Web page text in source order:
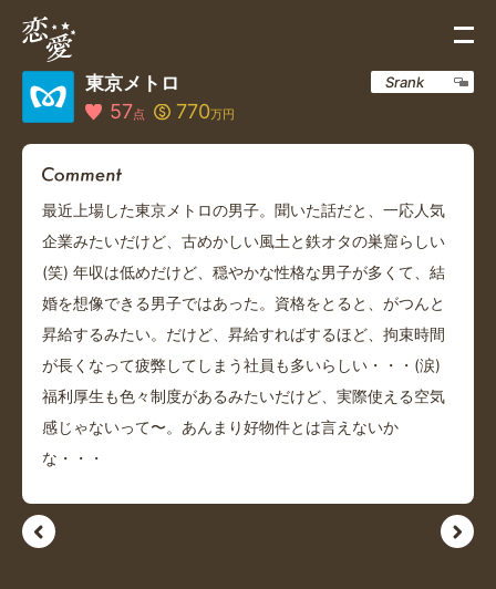
東京メトロ
57点 770万円
Srank
最近上場した東京メトロの男子。聞いた話だと、一応人気
企業みたいだけど、古めかしい風土と鉄オタの巣窟らしい
(笑) 年収は低めだけど、穏やかな性格な男子が多くて、結
婚を想像できる男子ではあった。資格をとると、がつんと
昇給するみたい。だけど、昇給すればするほど、拘束時間
が長くなって疲弊してしまう社員も多いらしい・・・(涙)
福利厚生も色々制度があるみたいだけど、実際使える空気
感じゃないって〜。あんまり好物件とは言えないか
な・・・